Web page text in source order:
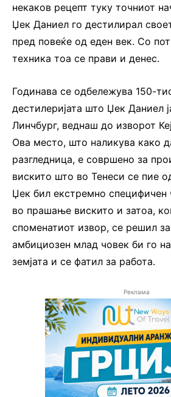
некаков рецепт туку точниот
Џек Даниел го дестилирал
пред повеќе од еден век. Со
техника тоа се прави и денес.
Годинава се одбележува 150-
дестилеријата што Џек Даниел
Линчбург, веднаш до изворот
Ова место, што наликува како
разгледница, е совршено за
вискито што во Тенеси се пие
Џек бил екстремно специфичен
во прашање вискито и затоа,
споменатиот извор, се решил
амбициозен млад човек би го
земјата и се фатил за работа.
Реклама